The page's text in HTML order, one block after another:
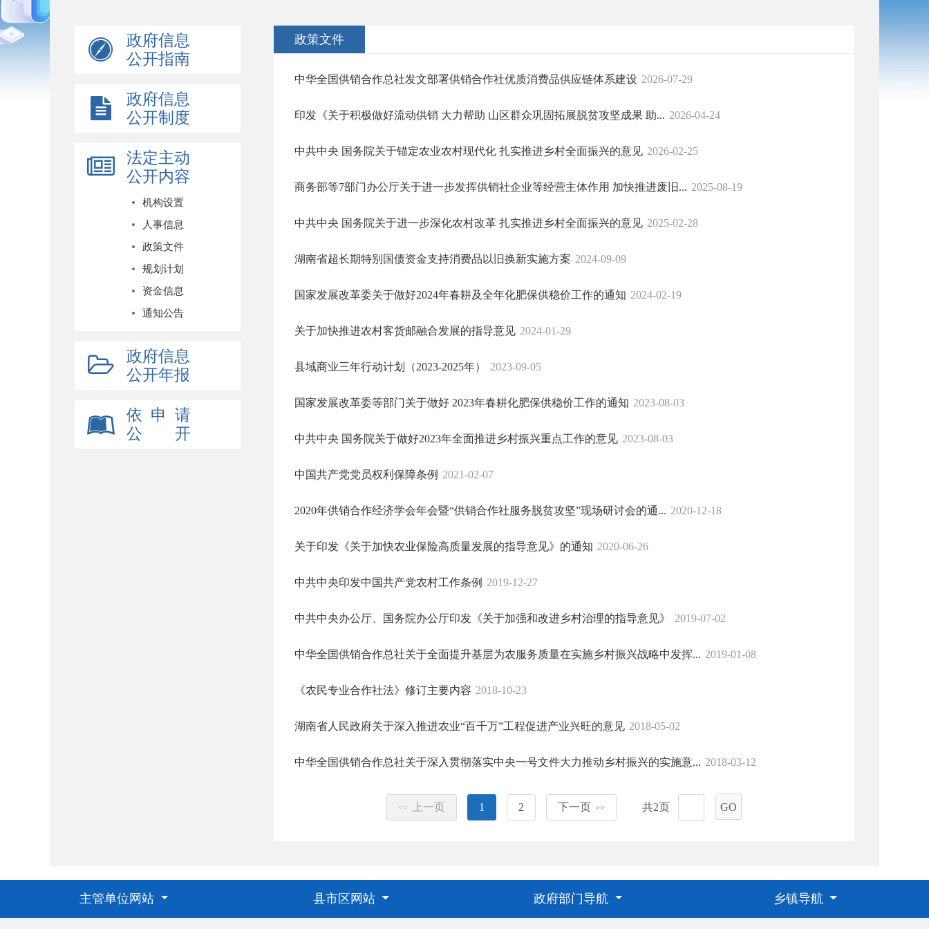
政府信息
公开指南
政府信息
公开制度
法定主动
公开内容
机构设置
人事信息
政策文件
规划计划
资金信息
通知公告
政府信息
公开年报
依 申 请
公 开
政策文件
中华全国供销合作总社发文部署供销合作社优质消费品供应链体系建设 2026-07-29
印发《关于积极做好流动供销 大力帮助 山区群众巩固拓展脱贫攻坚成果 助... 2026-04-24
中共中央 国务院关于锚定农业农村现代化 扎实推进乡村全面振兴的意见 2026-02-25
商务部等7部门办公厅关于进一步发挥供销社企业等经营主体作用 加快推进废旧... 2025-08-19
中共中央 国务院关于进一步深化农村改革 扎实推进乡村全面振兴的意见 2025-02-28
湖南省超长期特别国债资金支持消费品以旧换新实施方案 2024-09-09
国家发展改革委关于做好2024年春耕及全年化肥保供稳价工作的通知 2024-02-19
关于加快推进农村客货邮融合发展的指导意见 2024-01-29
县域商业三年行动计划（2023-2025年） 2023-09-05
国家发展改革委等部门关于做好 2023年春耕化肥保供稳价工作的通知 2023-08-03
中共中央 国务院关于做好2023年全面推进乡村振兴重点工作的意见 2023-08-03
中国共产党党员权利保障条例 2021-02-07
2020年供销合作经济学会年会暨“供销合作社服务脱贫攻坚”现场研讨会的通... 2020-12-18
关于印发《关于加快农业保险高质量发展的指导意见》的通知 2020-06-26
中共中央印发中国共产党农村工作条例 2019-12-27
中共中央办公厅、国务院办公厅印发《关于加强和改进乡村治理的指导意见》 2019-07-02
中华全国供销合作总社关于全面提升基层为农服务质量在实施乡村振兴战略中发挥... 2019-01-08
《农民专业合作社法》修订主要内容 2018-10-23
湖南省人民政府关于深入推进农业“百千万”工程促进产业兴旺的意见 2018-05-02
中华全国供销合作总社关于深入贯彻落实中央一号文件大力推动乡村振兴的实施意... 2018-03-12
<< 上一页 1 2 下一页 >> 共2页 GO
主管单位网站 县市区网站 政府部门导航 乡镇导航